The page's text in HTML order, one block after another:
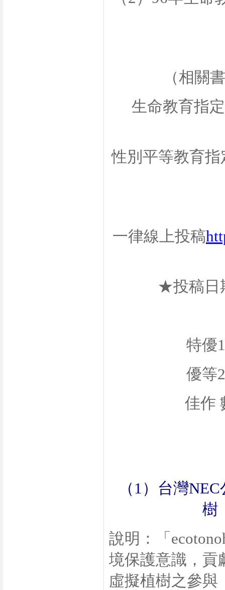
（相關
生命教育指定
性別平等教育指
一律線上投稿
★投稿日
特優
優等
佳作
（ 1 ）台灣NEC
樹
說明：「
境保護意識，貢
虛擬植樹之參與